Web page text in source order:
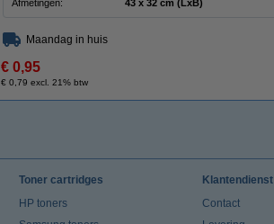
Afmetingen:
43 x 32 cm (LxB)
Maandag in huis
€ 0,95
€ 0,79 excl. 21% btw
Toner cartridges
HP toners
Klantendienst
Contact